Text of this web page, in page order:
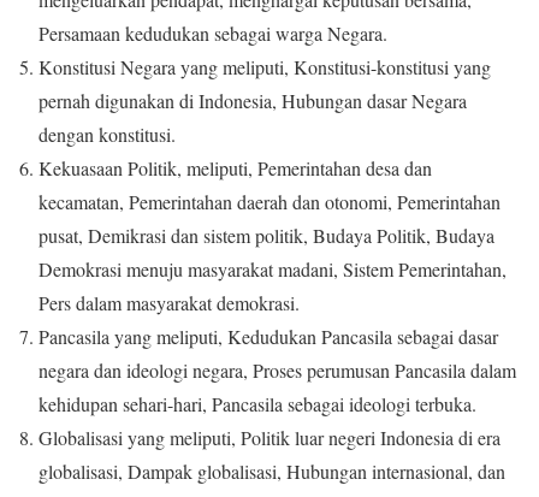
Persamaan kedudukan sebagai warga Negara.
Konstitusi Negara yang meliputi, Konstitusi-konstitusi yang
pernah digunakan di Indonesia, Hubungan dasar Negara
dengan konstitusi.
Kekuasaan Politik, meliputi, Pemerintahan desa dan
kecamatan, Pemerintahan daerah dan otonomi, Pemerintahan
pusat, Demikrasi dan sistem politik, Budaya Politik, Budaya
Demokrasi menuju masyarakat madani, Sistem Pemerintahan,
Pers dalam masyarakat demokrasi.
Pancasila yang meliputi, Kedudukan Pancasila sebagai dasar
negara dan ideologi negara, Proses perumusan Pancasila dalam
kehidupan sehari-hari, Pancasila sebagai ideologi terbuka.
Globalisasi yang meliputi, Politik luar negeri Indonesia di era
globalisasi, Dampak globalisasi, Hubungan internasional, dan